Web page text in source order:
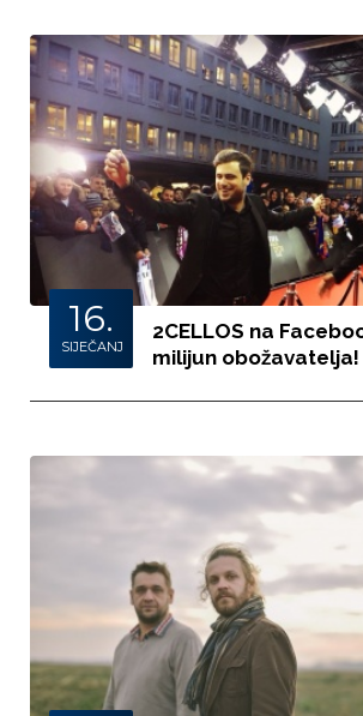
16.
SIJEČANJ
2CELLOS na
milijun obožavatelja!